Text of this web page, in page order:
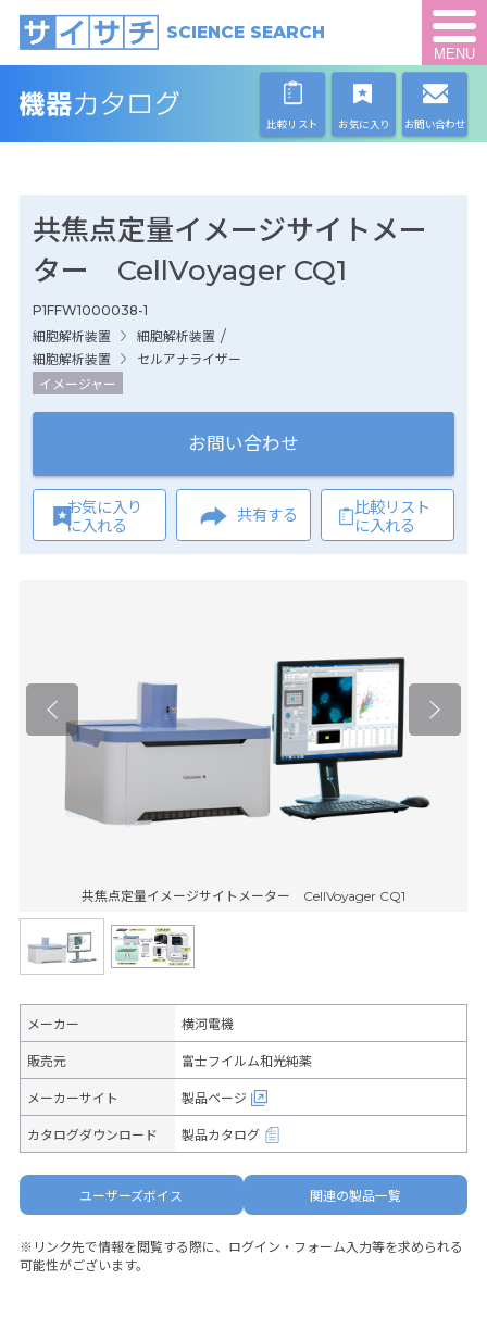
SCIENCE SEARCH
MENU
比較リスト お気に入り お問い合わせ
共焦点定量イメージサイトメー
ター CellVoyager CQ1
P1FFW1000038-1
細胞解析装置
細胞解析装置 /
細胞解析装置
セルアナライザー
イメージャー
お問い合わせ
お気に入り
に入れる
共有する
比較リスト
に入れる
共焦点定量イメージサイトメーター CellVoyager CQ1
メーカー 横河電機
販売元 富士フイルム和光純薬
メーカーサイト 製品ページ
カタログダウンロード 製品カタログ
ユーザーズボイス 関連の製品一覧
※リンク先で情報を閲覧する際に、ログイン・フォーム入力等を求められる
可能性がございます。